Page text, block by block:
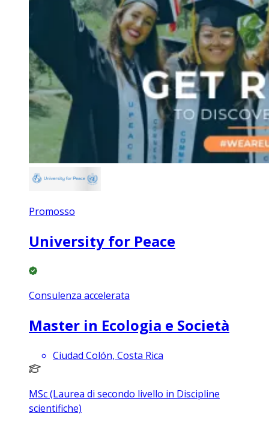
Promosso
University for Peace
Consulenza accelerata
Master in Ecologia e Società
Ciudad Colón, Costa Rica
MSc (Laurea di secondo livello in Discipline
scientifiche)